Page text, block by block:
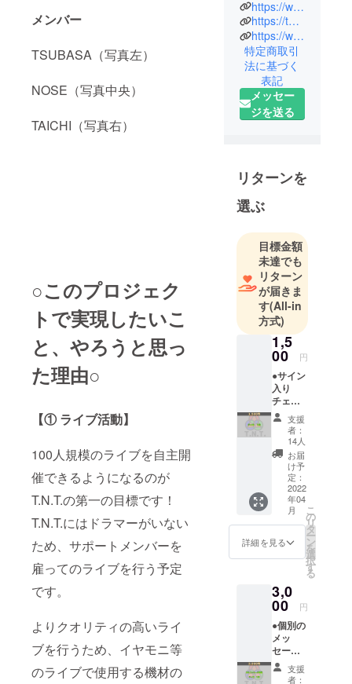
メンバー
TSUBASA（写真左）
NOSE（写真中央）
TAICHI（写真右）
○このプロジェク
トで実現したいこ
と、やろうと思っ
た理由○
【① ライブ活動】
100人規模のライブを自主開
催できるようになるのが
T.N.T.の第一の目標です！
T.N.T.にはドラマーがいない
ため、サポートメンバーを
雇ってのライブを行う予定
です。
よりクオリティの高いライ
ブを行うため、イヤモニ等
のライブで使用する機材の
https://www.instagram.com/t.n.t._official/
https://twitter.com/t_n_t_official
https://www.tiktok.com/@t_n_t_official
特定商取引
法に基づく
表記
メッセー
ジを送る
リターンを
選ぶ
目標金額
未達でも
リターン
が届きま
す(All-in
方式)
1,5
00 円
●サイン
入り
チェキ
1枚
クラウ
ドファ
ンディ
ング限
定！3人
のサイ
ン入り
です！
支援
者：
14人
お届
け予
定：
2022
年04
月
詳細を見る
こ
の
リ
タ
ー
ン
を
選
択
す
る
3,0
00 円
●個別の
メッ
セージ
動画
感謝の
支援
者：